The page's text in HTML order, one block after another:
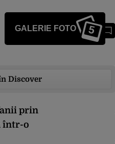
GALERIE FOTO 5
Discover
prin
într-o